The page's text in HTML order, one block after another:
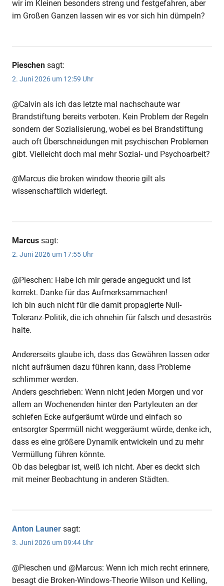
wir im Kleinen besonders streng und festgefahren, aber
im Großen Ganzen lassen wir es vor sich hin dümpeln?
Pieschen sagt:
2. Juni 2026 um 12:59 Uhr
@Calvin als ich das letzte mal nachschaute war
Brandstiftung bereits verboten. Kein Problem der Regeln
sondern der Sozialisierung, wobei es bei Brandstiftung
auch oft Überschneidungen mit psychischen Problemen
gibt. Vielleicht doch mal mehr Sozial- und Psychoarbeit?
@Marcus die broken window theorie gilt als
wissenschaftlich widerlegt.
Marcus sagt:
2. Juni 2026 um 17:55 Uhr
@Pieschen: Habe ich mir gerade angeguckt und ist
korrekt. Danke für das Aufmerksammachen!
Ich bin auch nicht für die damit propagierte Null-
Toleranz-Politik, die ich ohnehin für falsch und desaströs
halte.
Andererseits glaube ich, dass das Gewähren lassen oder
nicht aufräumen dazu führen kann, dass Probleme
schlimmer werden.
Anders geschrieben: Wenn nicht jeden Morgen und vor
allem an Wochenenden hinter den Partyleuten an der
schiefen Ecke aufgeräumt würde und einfach so
entsorgter Sperrmüll nicht weggeräumt würde, denke ich,
dass es eine größere Dynamik entwickeln und zu mehr
Vermüllung führen könnte.
Ob das belegbar ist, weiß ich nicht. Aber es deckt sich
mit meiner Beobachtung in anderen Städten.
Anton Launer sagt:
3. Juni 2026 um 09:44 Uhr
@Pieschen und @Marcus: Wenn ich mich recht erinnere,
besagt die Broken-Windows-Theorie Wilson und Kelling,